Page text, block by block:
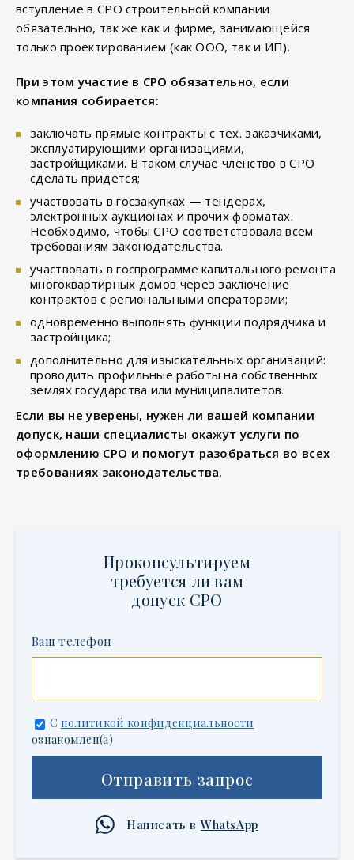
вступление в СРО строительной компании
обязательно, так же как и фирме, занимающейся
только проектированием (как ООО, так и ИП).
При этом участие в СРО обязательно, если
компания собирается:
заключать прямые контракты с тех. заказчиками,
эксплуатирующими организациями,
застройщиками. В таком случае членство в СРО
сделать придется;
участвовать в госзакупках — тендерах,
электронных аукционах и прочих форматах.
Необходимо, чтобы СРО соответствовала всем
требованиям законодательства.
участвовать в госпрограмме капитального ремонта
многоквартирных домов через заключение
контрактов с региональными операторами;
одновременно выполнять функции подрядчика и
застройщика;
дополнительно для изыскательных организаций:
проводить профильные работы на собственных
землях государства или муниципалитетов.
Если вы не уверены, нужен ли вашей компании
допуск, наши специалисты окажут услуги по
оформлению СРО и помогут разобраться во всех
требованиях законодательства.
Проконсультируем
требуется ли вам
допуск СРО
Ваш телефон
С политикой конфиденциальности
ознакомлен(а)
Отправить запрос
Написать в WhatsApp